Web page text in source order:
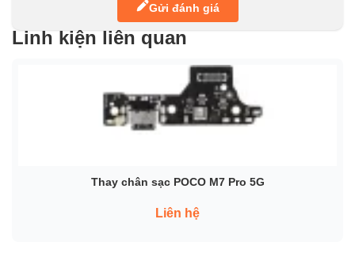
Gửi đánh giá
Linh kiện liên quan
Thay chân sạc POCO M7 Pro 5G
Liên hệ